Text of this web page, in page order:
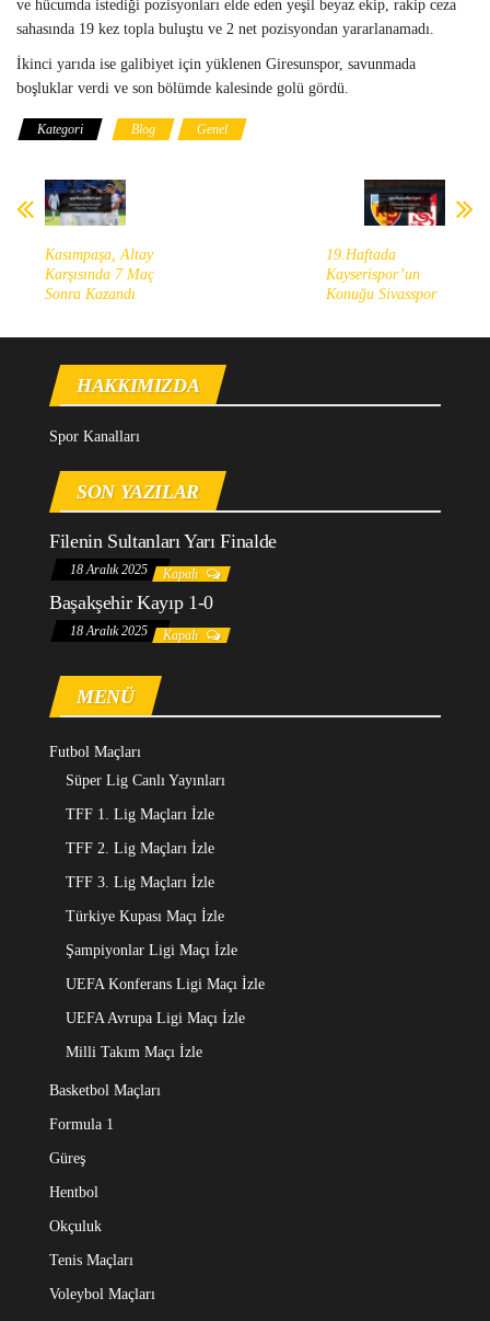
ve hücumda istediği pozisyonları elde eden yeşil beyaz ekip, rakip ceza
sahasında 19 kez topla buluştu ve 2 net pozisyondan yararlanamadı.
İkinci yarıda ise galibiyet için yüklenen Giresunspor, savunmada
boşluklar verdi ve son bölümde kalesinde golü gördü.
Kategori Blog Genel
Kasımpaşa, Altay
Karşısında 7 Maç
Sonra Kazandı
19.Haftada
Kayserispor’un
Konuğu Sivasspor
HAKKIMIZDA
Spor Kanalları
SON YAZILAR
Filenin Sultanları Yarı Finalde
18 Aralık 2025 Kapalı
Başakşehir Kayıp 1-0
18 Aralık 2025 Kapalı
MENÜ
Futbol Maçları
Süper Lig Canlı Yayınları
TFF 1. Lig Maçları İzle
TFF 2. Lig Maçları İzle
TFF 3. Lig Maçları İzle
Türkiye Kupası Maçı İzle
Şampiyonlar Ligi Maçı İzle
UEFA Konferans Ligi Maçı İzle
UEFA Avrupa Ligi Maçı İzle
Milli Takım Maçı İzle
Basketbol Maçları
Formula 1
Güreş
Hentbol
Okçuluk
Tenis Maçları
Voleybol Maçları